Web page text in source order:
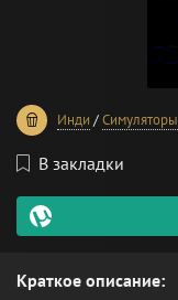
Инди /Симуляторы
0
В закладки
Краткое описание: